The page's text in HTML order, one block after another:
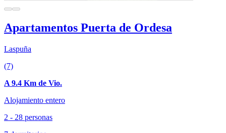
Apartamentos Puerta de Ordesa
Laspuña
(7)
A 9.4 Km de Vio.
Alojamiento entero
2 - 28 personas